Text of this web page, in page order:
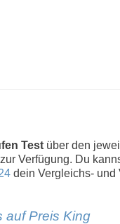
Test über den
Verfügung. Du
dein Vergleichs- und
auf Preis King